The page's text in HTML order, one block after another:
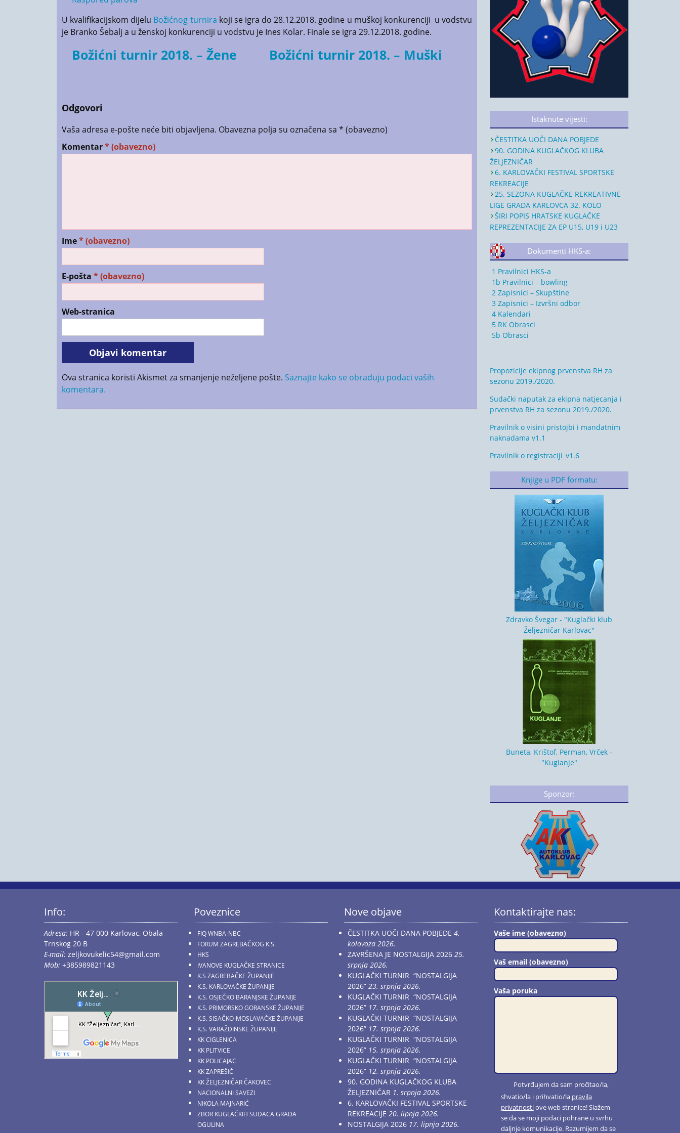
U kvalifikacijskom dijelu Božićnog turnira koji se igra do 28.12.2018. godine u muškoj konkurenciji u vodstvu
je Branko Šebalj a u ženskoj konkurenciji u vodstvu je Ines Kolar. Finale se igra 29.12.2018. godine.
Božićni turnir 2018. – Žene Božićni turnir 2018. – Muški
Odgovori
Vaša adresa e-pošte neće biti objavljena. Obavezna polja su označena sa * (obavezno)
Komentar* (obavezno)
Ime* (obavezno)
E-pošta * (obavezno)
Web-stranica
Ova stranica koristi Akismet za smanjenje neželjene pošte. Saznajte kako se obrađuju podaci vaših
komentara.
Istaknute vijesti:
ČESTITKA UOČI DANA POBJEDE
90. GODINA KUGLAČKOG KLUBA
ŽELJEZNIČAR
6. KARLOVAČKI FESTIVAL SPORTSKE
REKREACIJE
25. SEZONA KUGLAČKE REKREATIVNE
LIGE GRADA KARLOVCA 32. KOLO
ŠIRI POPIS HRATSKE KUGLAČKE
REPREZENTACIJE ZA EP U15, U19 i U23
Dokumenti HKS-a:
1 Pravilnici HKS-a
1b Pravilnici – bowling
2 Zapisnici – Skupštine
3 Zapisnici – Izvršni odbor
4 Kalendari
5 RK Obrasci
5b Obrasci
Propozicije ekipnog prvenstva RH za
sezonu 2019./2020.
Sudački naputak za ekipna natjecanja i
prvenstva RH za sezonu 2019./2020.
Pravilnik o visini pristojbi i mandatnim
naknadama v1.1
Pravilnik o registraciji_v1.6
Knjige u PDF formatu:
Zdravko Švegar - "Kuglački klub
Željezničar Karlovac"
Buneta, Krištof, Perman, Vrček -
"Kuglanje"
Sponzor:
Info:
Adresa: HR - 47 000 Karlovac, Obala
Trnskog 20 B
E-mail: zeljkovukelic54@gmail.com
Mob: +385989821143
Poveznice
FIQ WNBA-NBC
FORUM ZAGREBAČKOG K.S.
HKS
IVANOVE KUGLAČKE STRANICE
K.S ZAGREBAČKE ŽUPANIJE
K.S. KARLOVAČKE ŽUPANIJE
K.S. OSJEČKO BARANJSKE ŽUPANIJE
K.S. PRIMORSKO GORANSKE ŽUPANIJE
K.S. SISAČKO-MOSLAVAČKE ŽUPANIJE
K.S. VARAŽDINSKE ŽUPANIJE
KK CIGLENICA
KK PLITVICE
KK POLICAJAC
KK ZAPREŠIĆ
KK ŽELJEZNIČAR ČAKOVEC
NACIONALNI SAVEZI
NIKOLA MAJNARIĆ
ZBOR KUGLAČKIH SUDACA GRADA
OGULINA
Nove objave
ČESTITKA UOČI DANA POBJEDE 4.
kolovoza 2026.
ZAVRŠENA JE NOSTALGIJA 2026 25.
srpnja 2026.
KUGLAČKI TURNIR “NOSTALGIJA
2026” 23. srpnja 2026.
KUGLAČKI TURNIR “NOSTALGIJA
2026” 17. srpnja 2026.
KUGLAČKI TURNIR “NOSTALGIJA
2026” 17. srpnja 2026.
KUGLAČKI TURNIR “NOSTALGIJA
2026” 15. srpnja 2026.
KUGLAČKI TURNIR “NOSTALGIJA
2026” 12. srpnja 2026.
90. GODINA KUGLAČKOG KLUBA
ŽELJEZNIČAR 1. srpnja 2026.
6. KARLOVAČKI FESTIVAL SPORTSKE
REKREACIJE 20. lipnja 2026.
NOSTALGIJA 2026 17. lipnja 2026.
Kontaktirajte nas:
Vaše ime (obavezno)
Vaš email (obavezno)
Vaša poruka
Potvrđujem da sam pročitao/la,
shvatio/la i prihvatio/la pravila
privatnostiove web stranice! Slažem
se da se moji podaci pohrane u svrhu
daljnje komunikacije. Razumijem da se